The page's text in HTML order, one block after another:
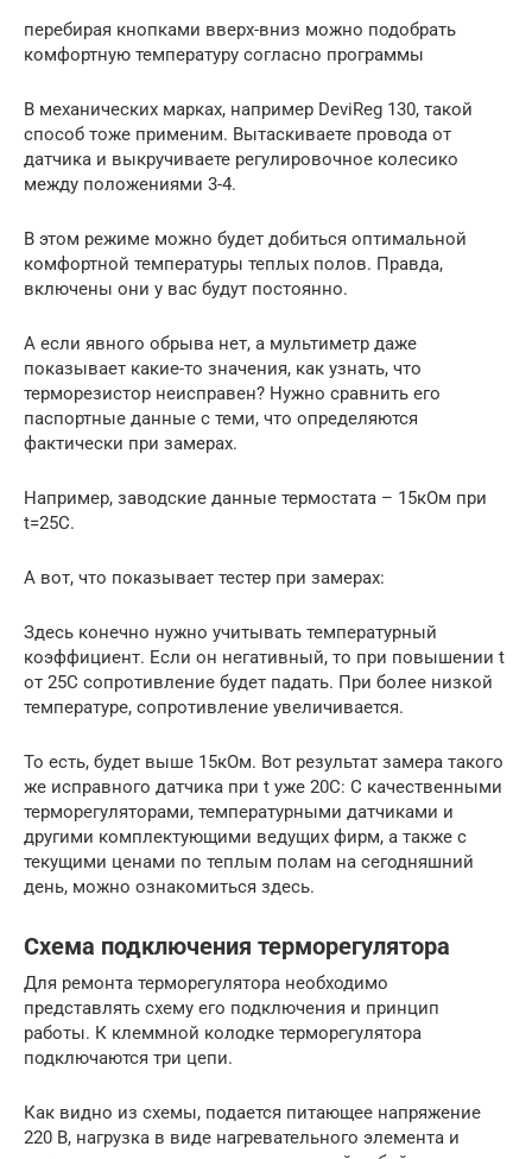
перебирая кнопками вверх-вниз можно подобрать
комфортную температуру согласно программы
В механических марках, например DeviReg 130, такой
способ тоже применим. Вытаскиваете провода от
датчика и выкручиваете регулировочное колесико
между положениями 3-4.
В этом режиме можно будет добиться оптимальной
комфортной температуры теплых полов. Правда,
включены они у вас будут постоянно.
А если явного обрыва нет, а мультиметр даже
показывает какие-то значения, как узнать, что
терморезистор неисправен? Нужно сравнить его
паспортные данные с теми, что определяются
фактически при замерах.
Например, заводские данные термостата – 15кОм при
t=25С.
А вот, что показывает тестер при замерах:
Здесь конечно нужно учитывать температурный
коэффициент. Если он негативный, то при повышении t
от 25С сопротивление будет падать. При более низкой
температуре, сопротивление увеличивается.
То есть, будет выше 15кОм. Вот результат замера такого
же исправного датчика при t уже 20С: С качественными
терморегуляторами, температурными датчиками и
другими комплектующими ведущих фирм, а также с
текущими ценами по теплым полам на сегодняшний
день, можно ознакомиться здесь.
Схема подключения терморегулятора
Для ремонта терморегулятора необходимо
представлять схему его подключения и принцип
работы. К клеммной колодке терморегулятора
подключаются три цепи.
Как видно из схемы, подается питающее напряжение
220 В, нагрузка в виде нагревательного элемента и